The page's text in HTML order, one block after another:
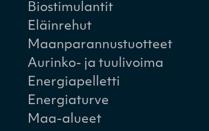
Biostimulantit
Eläinrehut
Maanparannustuotteet
Aurinko- ja tuulivoima
Energiapelletti
Energiaturve
Maa-alueet